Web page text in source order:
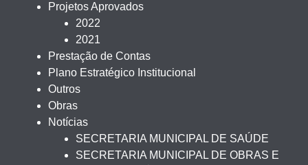
Projetos Aprovados
2022
2021
Prestação de Contas
Plano Estratégico Institucional
Outros
Obras
Notícias
SECRETARIA MUNICIPAL DE SAÚDE
SECRETARIA MUNICIPAL DE OBRAS E